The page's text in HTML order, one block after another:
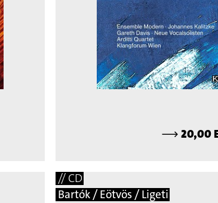
⟶ 20,00
// CD
Bartók / Eötvös / Ligeti